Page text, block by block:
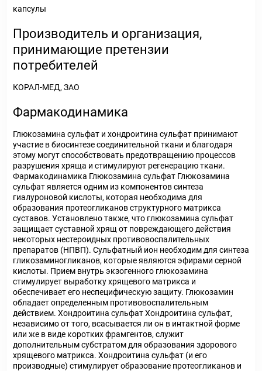
капсулы
Производитель и организация,
принимающие претензии
потребителей
КОРАЛ-МЕД, ЗАО
Фармакодинамика
Глюкозамина сульфат и хондроитина сульфат принимают
участие в биосинтезе соединительной ткани и благодаря
этому могут способствовать предотвращению процессов
разрушения хряща и стимулируют регенерацию ткани.
Фармакодинамика Глюкозамина сульфат Глюкозамина
сульфат является одним из компонентов синтеза
гиалуроновой кислоты, которая необходима для
образования протеогликанов структурного матрикса
суставов. Установлено также, что глюкозамина сульфат
защищает суставной хрящ от повреждающего действия
некоторых нестероидных противовоспалительных
препаратов (НПВП). Сульфатный ион необходим для синтеза
гликозаминогликанов, которые являются эфирами серной
кислоты. Прием внутрь экзогенного глюкозамина
стимулирует выработку хрящевого матрикса и
обеспечивает его неспецифическую защиту. Глюкозамин
обладает определенным противовоспалительным
действием. Хондроитина сульфат Хондроитина сульфат,
независимо от того, всасывается ли он в интактной форме
или же в виде коротких фрамгентов, служит
дополнительным субстратом для образования здорового
хрящевого матрикса. Хондроитина сульфат (и его
производные) стимулирует образование протеогликанов и